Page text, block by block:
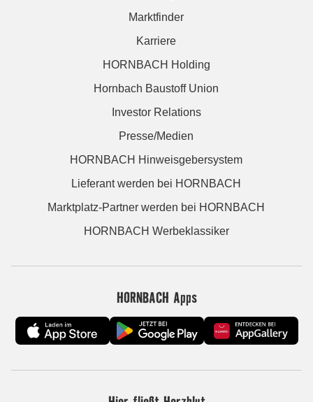
Marktfinder
Karriere
HORNBACH Holding
Hornbach Baustoff Union
Investor Relations
Presse/Medien
HORNBACH Hinweisgebersystem
Lieferant werden bei HORNBACH
Marktplatz-Partner werden bei HORNBACH
HORNBACH Werbeklassiker
HORNBACH Apps